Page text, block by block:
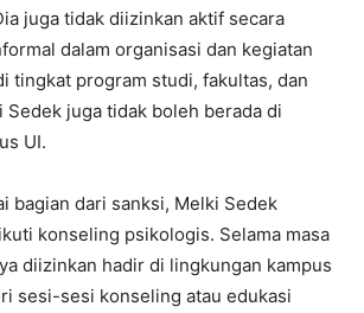
juga tidak diizinkan aktif secara
dalam organisasi dan kegiatan
tingkat program studi, fakultas, dan
Sedek juga tidak boleh berada di
UI.
bagian dari sanksi, Melki Sedek
konseling psikologis. Selama masa
diizinkan hadir di lingkungan kampus
sesi-sesi konseling atau edukasi